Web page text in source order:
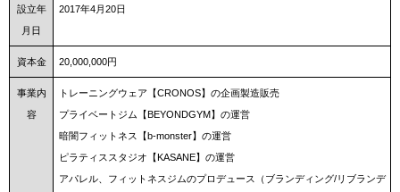
設立年
月日
2017年4月20日
資本金 20,000,000円
事業内
容
トレーニングウェア【CRONOS】の企画製造販売
プライベートジム【BEYONDGYM】の運営
暗闇フィットネス【b-monster】の運営
ピラティススタジオ【KASANE】の運営
アパレル、フィットネスジムのプロデュース（ブランディング/リブランデ